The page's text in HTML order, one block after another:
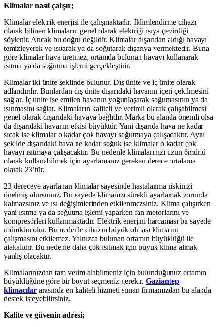
Klimalar nasıl çalışır;
Klimalar elektrik enerjisi ile çalışmaktadır. İklimlendirme cihazı
olarak bilinen klimaların genel olarak elektriği ısıya çevirdiği
söylenir. Ancak bu doğru değildir. Klimalar dışarıdan aldığı havayı
temizleyerek ve ısıtarak ya da soğutarak dışarıya vermektedir. Buna
göre klimalar hava üretmez, ortamda bulunan havayı kullanarak
ısıtma ya da soğutma işlemi gerçekleştirir.
Klimalar iki ünite şeklinde bulunur. Dış ünite ve iç ünite olarak
adlandırılır. Bunlardan dış ünite dışarıdaki havanın içeri çekilmesini
sağlar. İç ünite ise emilen havanın yoğunlaşarak soğumasının ya da
ısınmasını sağlar. Klimaların kaliteli ve verimli olarak çalışabilmesi
genel olarak dışarıdaki havaya bağlıdır. Marka bu alanda önemli olsa
da dışarıdaki havanın etkisi büyüktür. Yani dışarıda hava ne kadar
sıcak ise klimalar o kadar çok havayı soğutmaya çalışacaktır. Aynı
şekilde dışarıdaki hava ne kadar soğuk ise klimalar o kadar çok
havayı ısıtmaya çalışacaktır. Bu nedenle klimalarınızı uzun ömürlü
olarak kullanabilmek için ayarlamanız gereken derece ortalama
olarak 23’tür.
23 dereceye ayarlanan klimalar sayesinde hastalanma riskinizi
önelmiş olursunuz. Bu sayede klimanızı sürekli ayarlamak zorunda
kalmazsınız ve ısı değişimlerinden etkilenmezsiniz. Klima çalışırken
yani ısıtma ya da soğutma işlemi yaparken fan motorlarını ve
kompresörleri kullanmaktadır. Elektrik enerjini harcaması bu sayede
mümkün olur. Bu nedenle cihazın büyük olması klimanın
çalışmasını etkilemez. Yalnızca bulunan ortamın büyüklüğü ile
alakalıdır. Bu nedenle daha çok ısıtmak için büyük klima almak
yanlış olacaktır.
Klimalarınızdan tam verim alabilmeniz için bulunduğunuz ortamın
büyüklüğüne göre bir boyut seçmeniz gerekir. Gaziantep
klimacılar arasında en kaliteli hizmeti sunan firmamızdan bu alanda
destek isteyebilirsiniz.
Kalite ve güvenin adresi;